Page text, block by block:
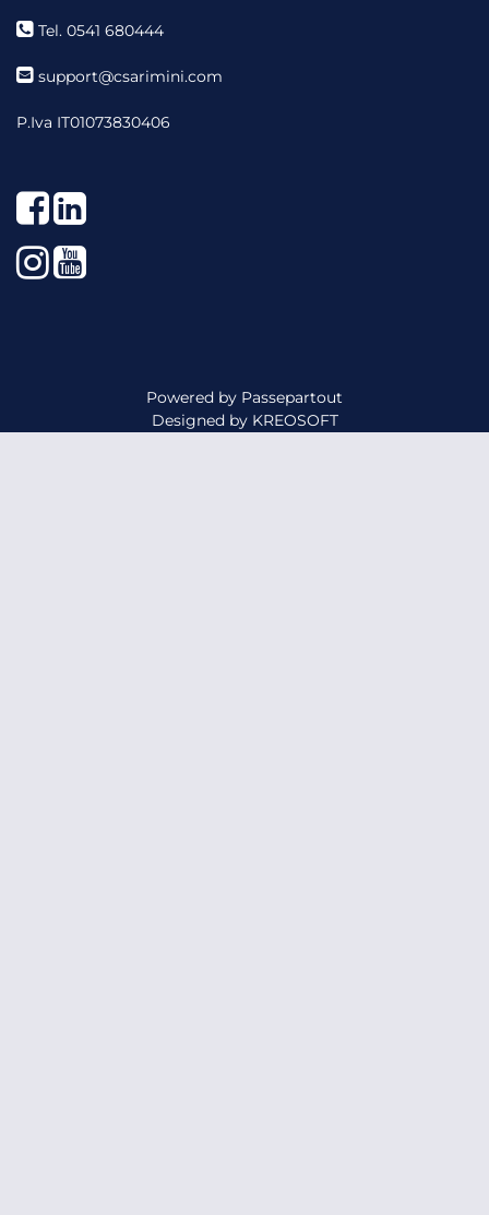
Tel. 0541 680444
support@csarimini.com
P.Iva IT01073830406
Facebook
LinkedIn
Instagram
YouTube
Powered by Passepartout
Designed by KREOSOFT